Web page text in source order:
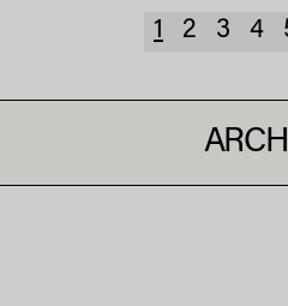
1 2 3 4